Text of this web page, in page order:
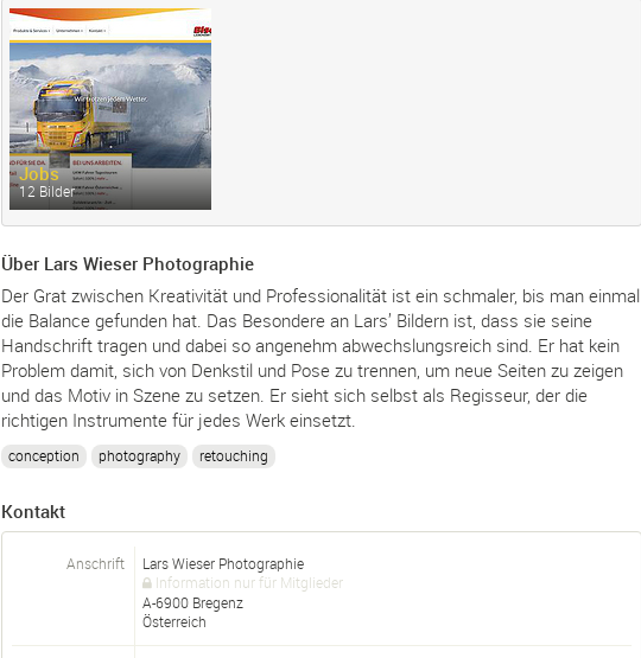
Jobs
12 Bilder
Über Lars Wieser Photographie
Der Grat zwischen Kreativität und Professionalität ist ein schmaler, bis man einmal
die Balance gefunden hat. Das Besondere an Lars’ Bildern ist, dass sie seine
Handschrift tragen und dabei so angenehm abwechslungsreich sind. Er hat kein
Problem damit, sich von Denkstil und Pose zu trennen, um neue Seiten zu zeigen
und das Motiv in Szene zu setzen. Er sieht sich selbst als Regisseur, der die
richtigen Instrumente für jedes Werk einsetzt.
conception photography retouching
Kontakt
Anschrift
Lars Wieser Photographie
Information nur für Mitglieder
A-6900 Bregenz
Österreich